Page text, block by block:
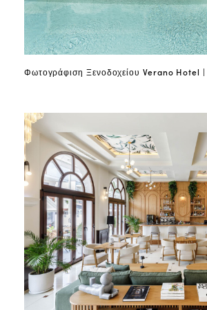
Φωτογράφιση Ξενοδοχείου Verano Hotel |